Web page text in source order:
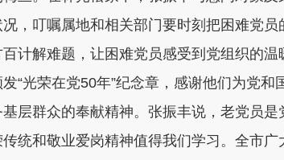
，叮嘱属地和相关部门要时刻把困难党
计解难题，让困难党员感受到党组织的
“光荣在党50年”纪念章，感谢他们为党
层群众的奉献精神。张振丰说，老党员
统和敬业爱岗精神值得我们学习。全市